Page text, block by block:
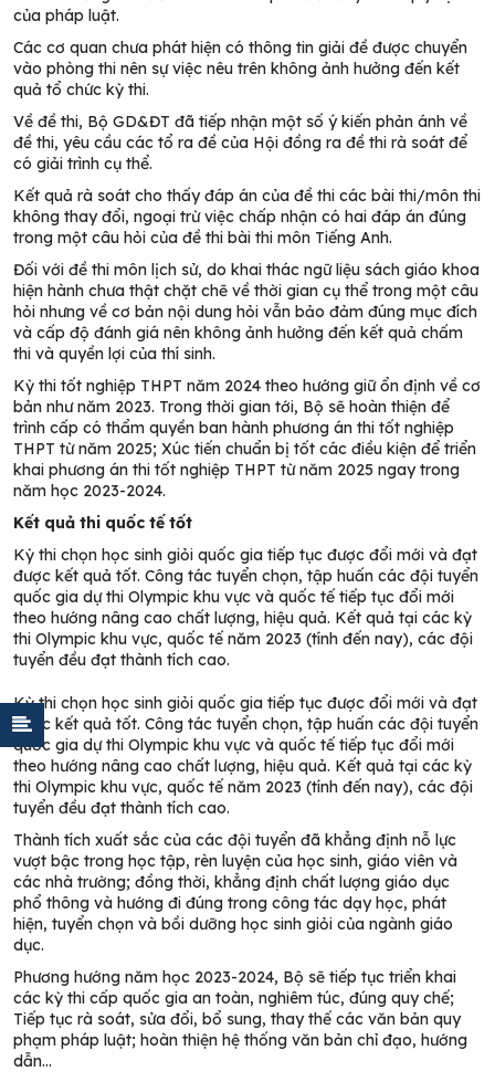
của pháp luật.
Các cơ quan chưa phát hiện có thông tin giải đề được chuyển
vào phòng thi nên sự việc nêu trên không ảnh hưởng đến kết
quả tổ chức kỳ thi.
Về đề thi, Bộ GD&ĐT đã tiếp nhận một số ý kiến phản ánh về
đề thi, yêu cầu các tổ ra đề của Hội đồng ra đề thi rà soát để
có giải trình cụ thể.
Kết quả rà soát cho thấy đáp án của đề thi các bài thi/môn thi
không thay đổi, ngoại trừ việc chấp nhận có hai đáp án đúng
trong một câu hỏi của đề thi bài thi môn Tiếng Anh.
Đối với đề thi môn lịch sử, do khai thác ngữ liệu sách giáo khoa
hiện hành chưa thật chặt chẽ về thời gian cụ thể trong một câu
hỏi nhưng về cơ bản nội dung hỏi vẫn bảo đảm đúng mục đích
và cấp độ đánh giá nên không ảnh hưởng đến kết quả chấm
thi và quyền lợi của thí sinh.
Kỳ thi tốt nghiệp THPT năm 2024 theo hướng giữ ổn định về cơ
bản như năm 2023. Trong thời gian tới, Bộ sẽ hoàn thiện để
trình cấp có thẩm quyền ban hành phương án thi tốt nghiệp
THPT từ năm 2025; Xúc tiến chuẩn bị tốt các điều kiện để triển
khai phương án thi tốt nghiệp THPT từ năm 2025 ngay trong
năm học 2023-2024.
Kết quả thi quốc tế tốt
Kỳ thi chọn học sinh giỏi quốc gia tiếp tục được đổi mới và đạt
được kết quả tốt. Công tác tuyển chọn, tập huấn các đội tuyển
quốc gia dự thi Olympic khu vực và quốc tế tiếp tục đổi mới
theo hướng nâng cao chất lượng, hiệu quả. Kết quả tại các kỳ
thi Olympic khu vực, quốc tế năm 2023 (tính đến nay), các đội
tuyển đều đạt thành tích cao.
Kỳ thi chọn học sinh giỏi quốc gia tiếp tục được đổi mới và đạt
được kết quả tốt. Công tác tuyển chọn, tập huấn các đội tuyển
quốc gia dự thi Olympic khu vực và quốc tế tiếp tục đổi mới
theo hướng nâng cao chất lượng, hiệu quả. Kết quả tại các kỳ
thi Olympic khu vực, quốc tế năm 2023 (tính đến nay), các đội
tuyển đều đạt thành tích cao.
Thành tích xuất sắc của các đội tuyển đã khẳng định nỗ lực
vượt bậc trong học tập, rèn luyện của học sinh, giáo viên và
các nhà trường; đồng thời, khẳng định chất lượng giáo dục
phổ thông và hướng đi đúng trong công tác dạy học, phát
hiện, tuyển chọn và bồi dưỡng học sinh giỏi của ngành giáo
dục.
Phương hướng năm học 2023-2024, Bộ sẽ tiếp tục triển khai
các kỳ thi cấp quốc gia an toàn, nghiêm túc, đúng quy chế;
Tiếp tục rà soát, sửa đổi, bổ sung, thay thế các văn bản quy
phạm pháp luật; hoàn thiện hệ thống văn bản chỉ đạo, hướng
dẫn…